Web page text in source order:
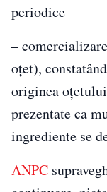
periodice
–
oțet),
originea
prezentate ca
ingrediente se
ANPC